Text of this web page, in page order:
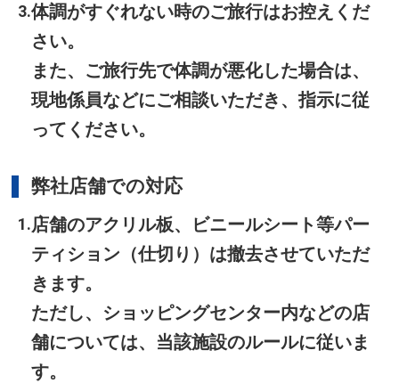
体調がすぐれない時のご旅行はお控えくだ
さい。
また、ご旅行先で体調が悪化した場合は、
現地係員などにご相談いただき、指示に従
ってください。
弊社店舗での対応
店舗のアクリル板、ビニールシート等パー
ティション（仕切り）は撤去させていただ
きます。
ただし、ショッピングセンター内などの店
舗については、当該施設のルールに従いま
す。